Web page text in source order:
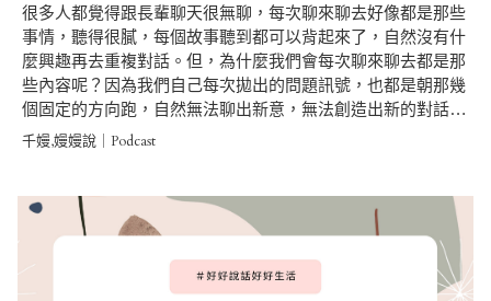
很多人都覺得跟長輩聊天很無聊，每次聊來聊去好像都是那些
事情，聽得很膩，每個故事聽到都可以背起來了，自然沒有什
麼興趣再去重複對話。但，為什麼我們會每次聊來聊去都是那
些內容呢？因為我們自己每次拋出的問題訊號，也都是朝那幾
個固定的方向跑，自然無法聊出新意，無法創造出新的對話…
千嫚,嫚嫚說｜Podcast